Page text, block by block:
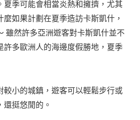
夏季可能會相當炎熱和擁擠，尤其
麼如果計劃在夏季造訪卡斯凱什，
雖然許多亞洲遊客對卡斯凱什並不
許多歐洲人的海邊度假勝地，夏季
較小的城鎮，遊客可以輕鬆步行或
還挺悠閒的。